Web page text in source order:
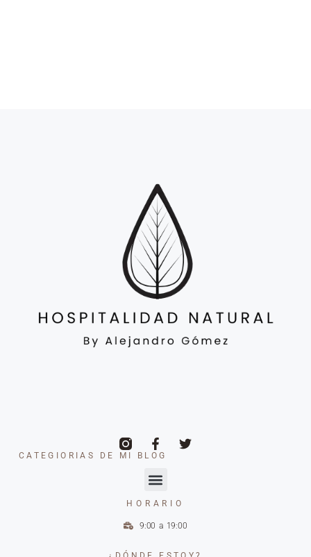
CATEGIORIAS DE MI BLOG
HORARIO
9:00 a 19:00